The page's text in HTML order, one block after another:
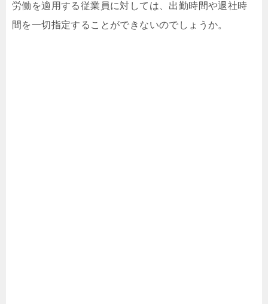
労働を適用する従業員に対しては、出勤時間や退社時
間を一切指定することができないのでしょうか。